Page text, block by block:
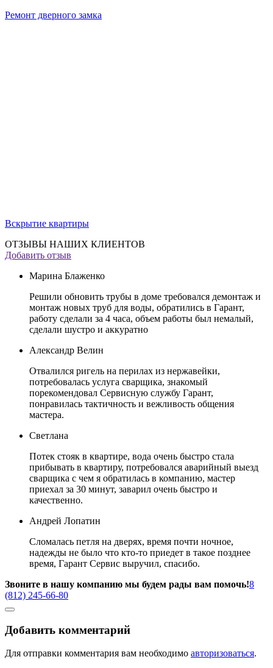
Ремонт дверного замка
Вскрытие квартиры
ОТЗЫВЫ НАШИХ КЛИЕНТОВ
Добавить отзыв
Марина Блаженко
Решили обновить трубы в доме требовался демонтаж и
монтаж новых труб для воды, обратились в Гарант,
работу сделали за 4 часа, объем работы был немалый,
сделали шустро и аккуратно
Александр Велин
Отвалился ригель на перилах из нержавейки,
потребовалась услуга сварщика, знакомый
порекомендовал Сервисную службу Гарант,
понравилась тактичность и вежливость общения
мастера.
Светлана
Потек стояк в квартире, вода очень быстро стала
прибывать в квартиру, потребовался аварийный выезд
сварщика с чем я обратилась в компанию, мастер
приехал за 30 минут, заварил очень быстро и
качественно.
Андрей Лопатин
Сломалась петля на дверях, время почти ночное,
надежды не было что кто-то приедет в такое позднее
время, Гарант Сервис выручил, спасибо.
Звоните в нашу компанию мы будем рады вам помочь!8
(812) 245-66-80
Добавить комментарий
Для отправки комментария вам необходимо авторизоваться.